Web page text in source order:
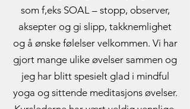
som f,eks SOAL – stopp, observer,
aksepter og gi slipp, takknemlighet
og å ønske følelser velkommen. Vi har
gjort mange ulike øvelser sammen og
jeg har blitt spesielt glad i mindful
yoga og sittende meditasjons øvelser.